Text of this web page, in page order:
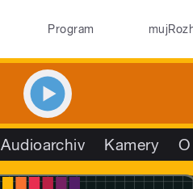
Program
Audioarchiv Kamery